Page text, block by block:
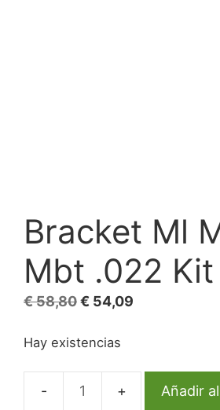
Bracket Ml
Mbt .022 Kit
€58,80El
original
€ 58,80.
€ 54,09
€ 54,09.
Hay existencias
Bracket
Añadir